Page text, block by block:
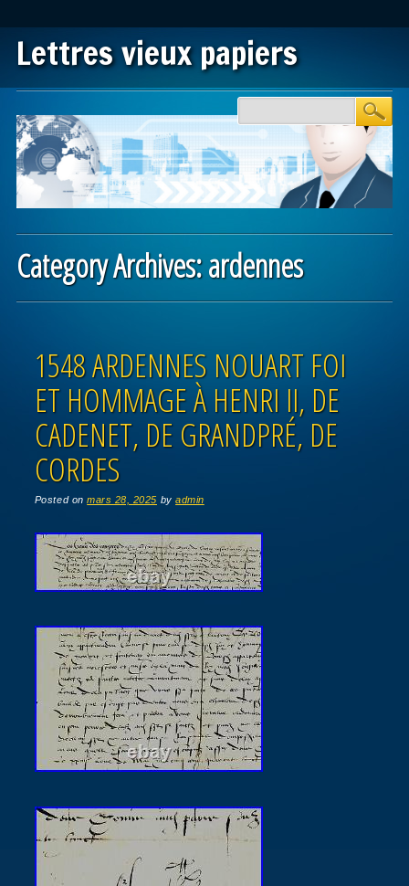
Lettres vieux papiers
Main menu
Category Archives:ardennes
1548 ARDENNES NOUART FOI
ET HOMMAGE À HENRI II, DE
CADENET, DE GRANDPRÉ, DE
CORDES
Posted onmars 28, 2025 byadmin